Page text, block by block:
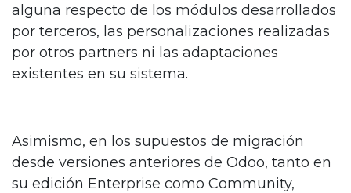
alguna respecto de los módulos desarrollados
por terceros, las personalizaciones realizadas
por otros partners ni las adaptaciones
existentes en su sistema.
Asimismo, en los supuestos de migración
desde versiones anteriores de Odoo, tanto en
su edición Enterprise como Community,